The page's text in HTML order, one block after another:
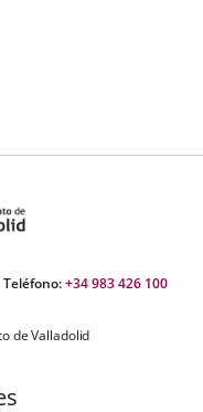
Teléfono:+34 983 426 100
de Valladolid